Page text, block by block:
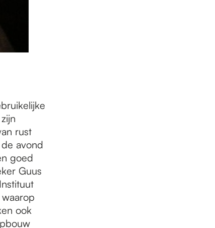
rust
avond
goed
Guus
ook